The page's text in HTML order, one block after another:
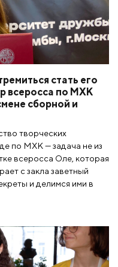
стать его
всеросса по МХК
сборной и
творческих
по МХК — задача не из
всеросса Оле, которая
с закла заветный
и делимся ими в